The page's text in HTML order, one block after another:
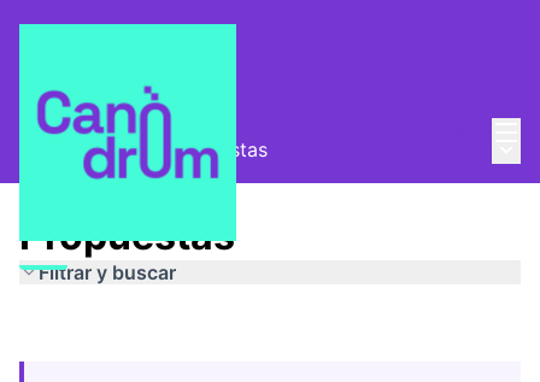
Pla Estratègic Propuestas
Propuestas
Filtrar y buscar